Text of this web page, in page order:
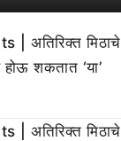
| अतिरिक्त मिठाचे
शकतात ‘या’
| अतिरिक्त मिठाचे